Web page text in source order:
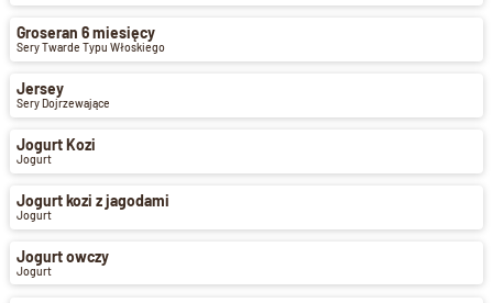
Groseran 6 miesięcy
Sery Twarde Typu Włoskiego
Jersey
Sery Dojrzewające
Jogurt Kozi
Jogurt
Jogurt kozi z jagodami
Jogurt
Jogurt owczy
Jogurt